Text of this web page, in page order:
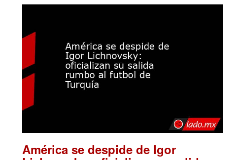
América se despide de Igor